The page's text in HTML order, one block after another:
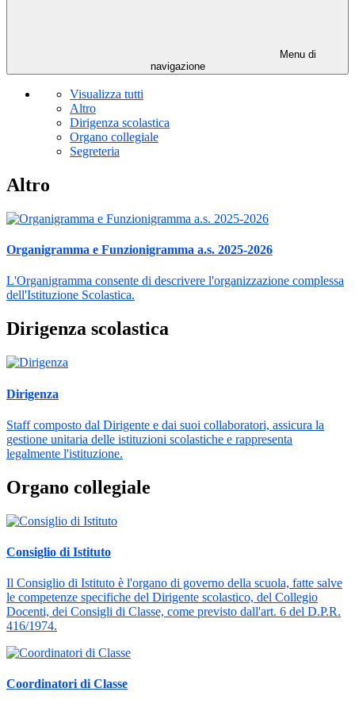
Menu di
navigazione
Visualizza tutti
Altro
Dirigenza scolastica
Organo collegiale
Segreteria
Altro
Organigramma e Funzionigramma a.s. 2025-2026
L'Organigramma consente di descrivere l'organizzazione complessa
dell'Istituzione Scolastica.
Dirigenza scolastica
Dirigenza
Staff composto dal Dirigente e dai suoi collaboratori, assicura la
gestione unitaria delle istituzioni scolastiche e rappresenta
legalmente l'istituzione.
Organo collegiale
Consiglio di Istituto
Il Consiglio di Istituto è l'organo di governo della scuola, fatte salve
le competenze specifiche del Dirigente scolastico, del Collegio
Docenti, dei Consigli di Classe, come previsto dall'art. 6 del D.P.R.
416/1974.
Coordinatori di Classe